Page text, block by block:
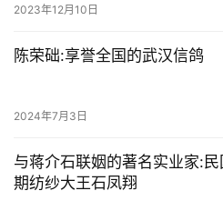
2023年12月10日
陈荣础:享誉全国的武汉信鸽
2024年7月3日
与蒋介石联姻的著名实业家:民
期纺纱大王石凤翔